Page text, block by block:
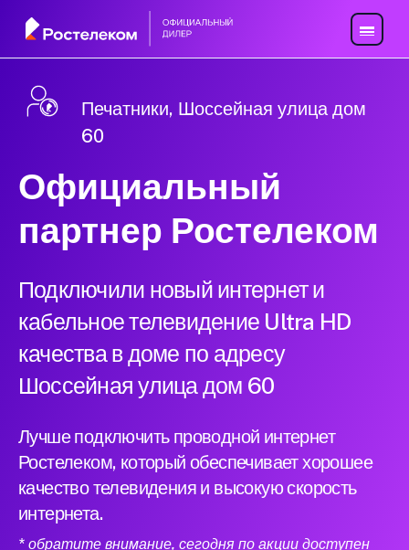
Печатники, Шоссейная улица дом
60
Официальный
партнер Ростелеком
Подключили новый интернет и
кабельное телевидение Ultra HD
качества в доме по адресу
Шоссейная улица дом 60
Лучше подключить проводной интернет
Ростелеком, который обеспечивает хорошее
качество телевидения и высокую скорость
интернета.
* обратите внимание, сегодня по акции доступен